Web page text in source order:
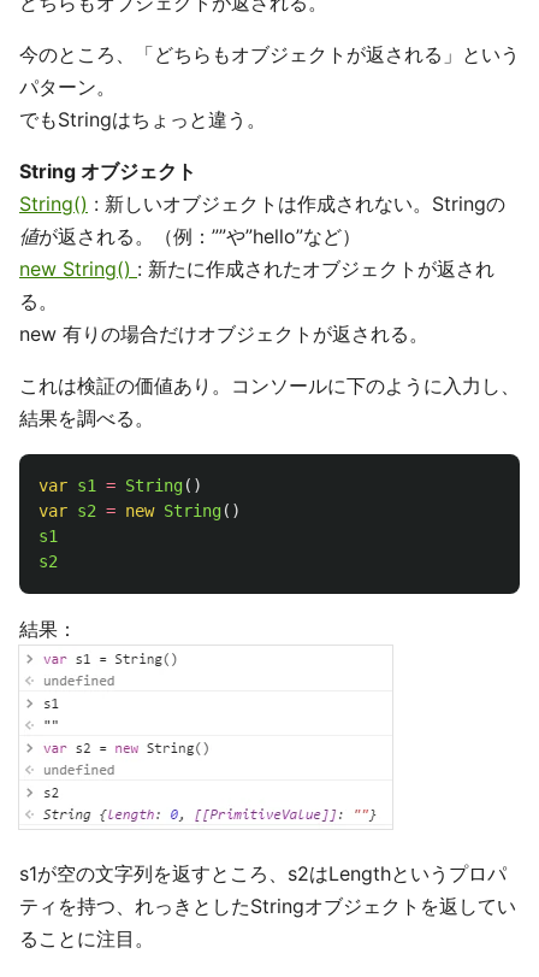
今のところ、「どちらもオブジェクトが返される」という
パターン。
でもStringはちょっと違う。
String オブジェクト
String() : 新しいオブジェクトは作成されない。Stringの
値が返される。（例：””や”hello”など）
new String() : 新たに作成されたオブジェクトが返され
る。
new 有りの場合だけオブジェクトが返される。
これは検証の価値あり。コンソールに下のように入力し、
結果を調べる。
var s1 = String()
var s2 = new String()
s1
s2
結果：
s1が空の文字列を返すところ、s2はLengthというプロパ
ティを持つ、れっきとしたStringオブジェクトを返してい
ることに注目。